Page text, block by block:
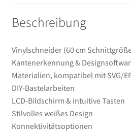
für
DIY-
Bastelarbeiten
Menge
Beschreibung
Vinylschneider (60 cm
Kantenerkennung &
Materialien, kompatibel mit SVG/
DIY-Bastelarbeiten
LCD-Bildschirm & intuitive Tasten
Stilvolles weißes Design
Konnektivitätsoptionen